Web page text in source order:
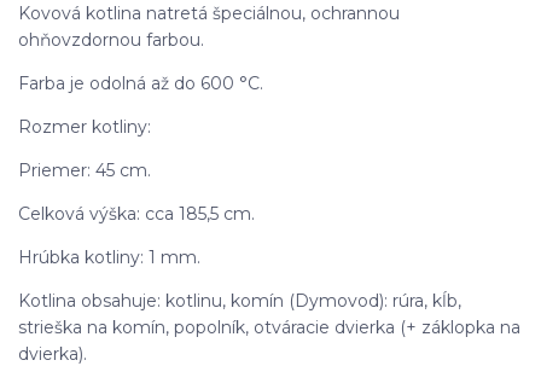
Kovová kotlina natretá špeciálnou, ochrannou
ohňovzdornou farbou.
Farba je odolná až do 600 °C.
Rozmer kotliny:
Priemer: 45 cm.
Celková výška: cca 185,5 cm.
Hrúbka kotliny: 1 mm.
Kotlina obsahuje: kotlinu, komín (Dymovod): rúra, kĺb,
strieška na komín, popolník, otváracie dvierka (+ záklopka na
dvierka).